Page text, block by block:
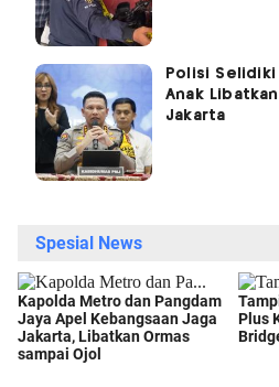
Polisi
Anak
Jakarta